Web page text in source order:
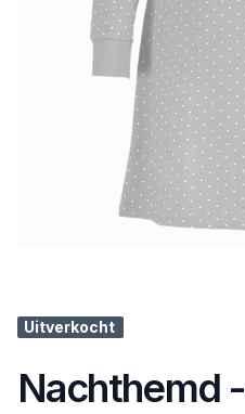
Uitverkocht
Nachthemd